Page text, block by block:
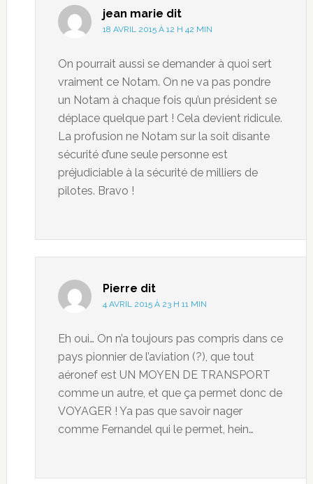
jean marie dit
18 AVRIL 2015 À 12 H 42 MIN
On pourrait aussi se demander à quoi sert
vraiment ce Notam. On ne va pas pondre
un Notam à chaque fois qu’un président se
déplace quelque part ! Cela devient ridicule.
La profusion ne Notam sur la soit disante
sécurité d’une seule personne est
préjudiciable à la sécurité de milliers de
pilotes. Bravo !
Pierre dit
4 AVRIL 2015 À 23 H 11 MIN
Eh oui… On n’a toujours pas compris dans ce
pays pionnier de l’aviation (?), que tout
aéronef est UN MOYEN DE TRANSPORT
comme un autre, et que ça permet donc de
VOYAGER ! Ya pas que savoir nager
comme Fernandel qui le permet, hein…